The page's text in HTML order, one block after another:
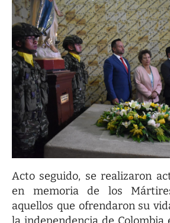
Acto seguido, se realizaron
en memoria de los
aquellos que ofrendaron su